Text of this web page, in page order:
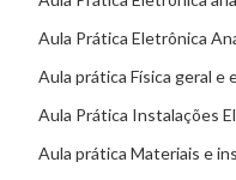
Aula Prática Eletrônica
Aula prática Física geral e
Aula Prática Instalações
Aula prática Materiais e